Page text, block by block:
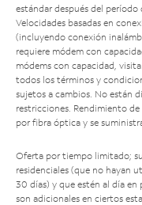
estándar después del
Velocidades basadas en
(incluyendo conexión
requiere módem con
módems con capacidad, visita
todos los términos y
sujetos a cambios. No están
restricciones. Rendimiento
por fibra óptica y se
Oferta por tiempo limitado;
residenciales (que no hayan
30 días) y que estén al día en
son adicionales en ciertos